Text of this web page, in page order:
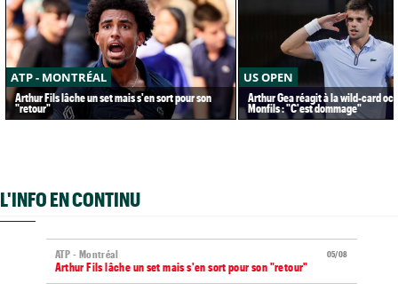
ATP - MONTRÉAL
Arthur Fils lâche un set mais s'en sort pour son
"retour"
US OPEN
Arthur Gea réagit à la wild-card
Monfils : "C'est dommage"
L'INFO EN CONTINU
05/08
ATP - Montréal
Arthur Fils lâche un set mais s'en sort pour son "retour"